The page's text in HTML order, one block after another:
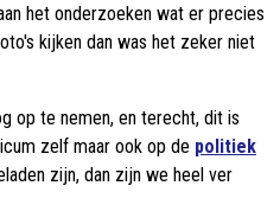
het onderzoeken wat er precies
kijken dan was het zeker niet
op te nemen, en terecht, dit is
zelf maar ook op de politiek
zijn, dan zijn we heel ver